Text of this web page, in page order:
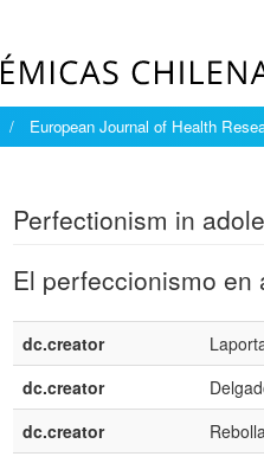
European Journal of Health
Perfectionism in
El perfeccionismo en
dc.creator
dc.creator
dc.creator